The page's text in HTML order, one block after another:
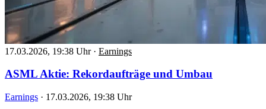
17.03.2026, 19:38 Uhr · Earnings
ASML Aktie: Rekordaufträge und Umbau
Earnings · 17.03.2026, 19:38 Uhr